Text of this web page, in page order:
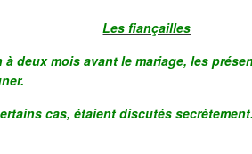
Les fiançailles
à deux mois avant le mariage, les
cas, étaient discutés